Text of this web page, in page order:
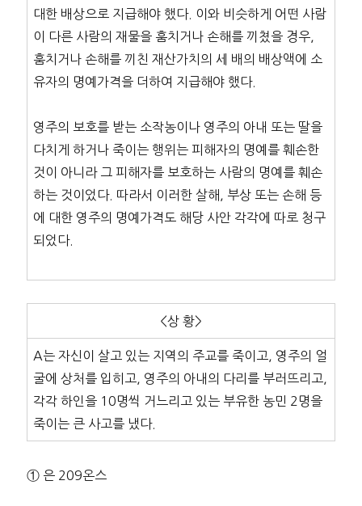
대한 배상으로 지급해야 했다. 이와 비슷하게 어떤 사람
이 다른 사람의 재물을 훔치거나 손해를 끼쳤을 경우,
훔치거나 손해를 끼친 재산가치의 세 배의 배상액에 소
유자의 명예가격을 더하여 지급해야 했다.
영주의 보호를 받는 소작농이나 영주의 아내 또는 딸을
다치게 하거나 죽이는 행위는 피해자의 명예를 훼손한
것이 아니라 그 피해자를 보호하는 사람의 명예를 훼손
하는 것이었다. 따라서 이러한 살해, 부상 또는 손해 등
에 대한 영주의 명예가격도 해당 사안 각각에 따로 청구
되었다.
<상 황>
A는 자신이 살고 있는 지역의 주교를 죽이고, 영주의 얼
굴에 상처를 입히고, 영주의 아내의 다리를 부러뜨리고,
각각 하인을 10명씩 거느리고 있는 부유한 농민 2명을
죽이는 큰 사고를 냈다.
① 은 209온스